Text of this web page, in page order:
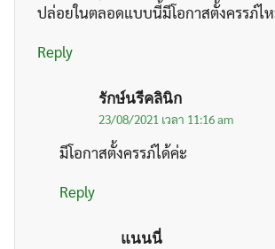
ปล่อยในตลอดแบบนี้มีโอกาสตั้งครรภ์ไ
Reply
รักษ์นรีคลินิก
23/08/2021 เวลา 11:16 am
มีโอกาสตั้งครรภ์ได้ค่ะ
Reply
แนนนี่